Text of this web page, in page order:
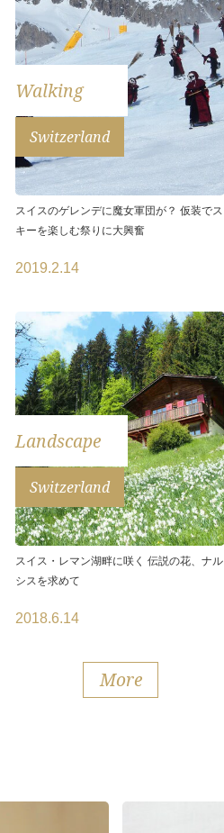
Walking
Switzerland
スイスのゲレンデに魔女軍団が？ 仮装でス
キーを楽しむ祭りに大興奮
2019.2.14
Landscape
Switzerland
スイス・レマン湖畔に咲く 伝説の花、ナル
シスを求めて
2018.6.14
More